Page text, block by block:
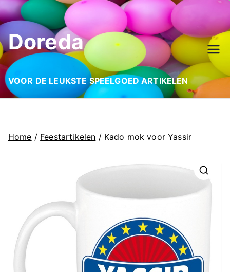
Ga
naar
de
inhoud
Doreda
VOOR DE LEUKSTE SPEELGOED ARTIKELEN
Home / Feestartikelen / Kado mok voor Yassir